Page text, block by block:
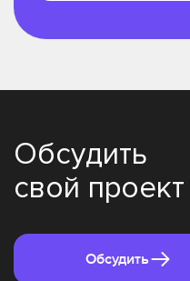
Обсудить
свой проект
Обсудить